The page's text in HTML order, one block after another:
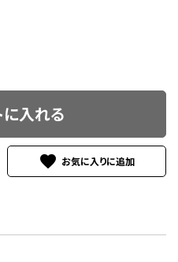
に入れる
favorite